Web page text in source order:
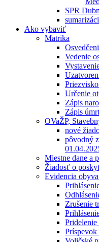
SPR
Ako vybaviť
Matrika
Vedenie
Určenie
Zápis
Zápis
OVaŽP,
nové
pôvodný
Miestne dane a
Žiadosť o
Evidencia
Zrušenie
Pridelenie